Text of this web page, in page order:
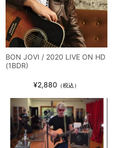
BON JOVI / 2020 LIVE ON HD
(1BDR)
¥2,880 （税込）